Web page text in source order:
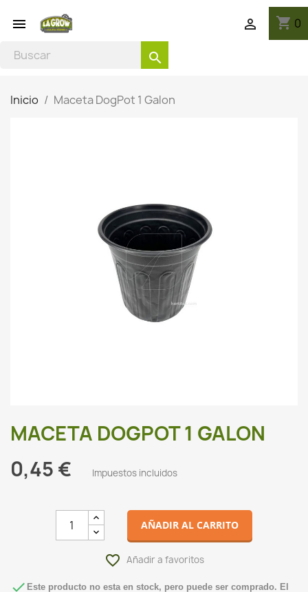
 shopping_cart 0

search
Inicio Maceta DogPot 1 Galon
MACETA DOGPOT 1 GALON
0,45 €
Impuestos incluidos
AÑADIR AL CARRITO
favorite_border
 Este producto no esta en stock, pero puede ser comprado. El